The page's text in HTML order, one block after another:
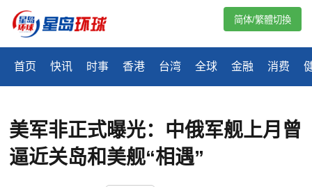
首页 快讯 时事 香港 台湾 全球 金融 消费
简体/繁體切換
美军非正式曝光：中俄军舰上月曾
逼近关岛和美舰“相遇”